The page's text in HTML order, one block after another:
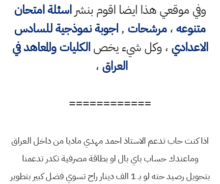
وفي موقعي هذا ايضا اقوم بنشراسئلة امتحان
متنوعه،مرشحات ,اجوبة نموذجية للسادس
الاعدادي ، وكل شيء يخصالكليات والمعاهد في
العراق ،
============
اذا كنت حاب تدعم الاستاذ احمد مهدي ماديا من داخل العراق
وماعندك حساب باي بال او بطاقة مصرفية تكدر تدعمنا
بتحويل رصيد حته لو بـ 1 الف دينار راح تسوي فضل كبير بتطوير